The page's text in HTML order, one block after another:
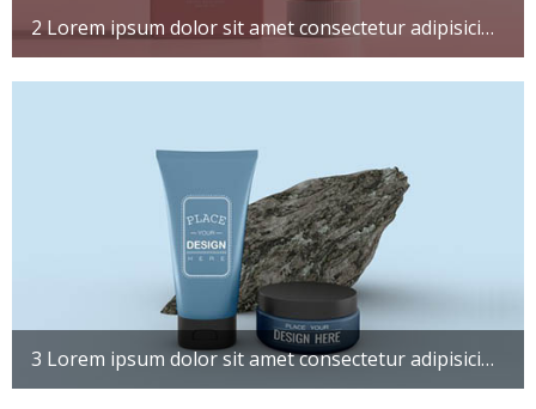
2 Lorem ipsum dolor sit amet consectetur adipisicing elit. Maxime mollitia, molestiae quas vel sint commodi repudiandae consequuntur voluptatum laborum numquam blanditiis harum quisquam
3 Lorem ipsum dolor sit amet consectetur adipisicing elit. Maxime mollitia, molestiae quas vel sint commodi repudiandae consequuntur voluptatum laborum numquam blanditiis harum quisquam